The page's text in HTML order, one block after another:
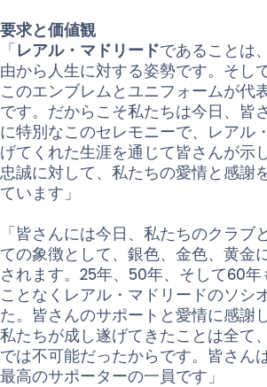
要求と価値観
「 レアル・マドリードであることは
由から人生に対する姿勢です。そし
このエンブレムとユニフォームが代
です。だからこそ私たちは今日、皆
に特別なこのセレモニーで、レアル
げてくれた生涯を通じて皆さんが示
忠誠に対して、私たちの愛情と感謝
ています」
「皆さんには今日、私たちのクラブ
ての象徴として、銀色、金色、黄金
されます。25年、50年、そして60年
ことなくレアル・マドリードのソシ
た。皆さんのサポートと愛情に感謝
私たちが成し遂げてきたことは全て
では不可能だったからです。皆さん
最高のサポーターの一員です」